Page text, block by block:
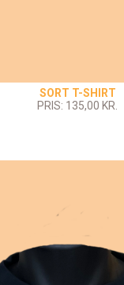
SORT T-SHIRT
PRIS: 135,00 KR.